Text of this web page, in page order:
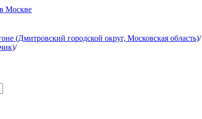
Москве
(Дмитровский городской округ, Московская область)/
/